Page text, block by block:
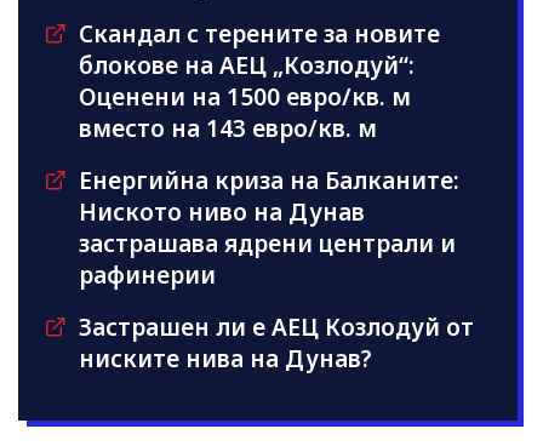
Скандал с терените за новите
блокове на АЕЦ „Козлодуй“:
Оценени на 1500 евро/кв. м
вместо на 143 евро/кв. м
Енергийна криза на Балканите:
Ниското ниво на Дунав
застрашава ядрени централи и
рафинерии
Застрашен ли е АЕЦ Козлодуй от
ниските нива на Дунав?